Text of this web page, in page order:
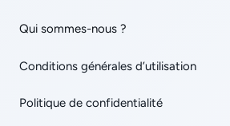
Qui sommes-nous ?
Conditions générales d’utilisation
Politique de confidentialité